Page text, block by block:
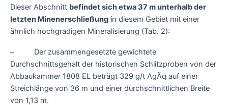
Dieser Abschnitt befindet sich etwa 37 m unterhalb der
letzten Minenerschließung in diesem Gebiet mit einer
ähnlich hochgradigen Mineralisierung (Tab. 2):
– Der zusammengesetzte gewichtete
Durchschnittsgehalt der historischen Schlitzproben von der
Abbaukammer 1808 EL beträgt 329 g/t AgÄq auf einer
Streichlänge von 36 m und einer durchschnittlichen Breite
von 1,13 m.